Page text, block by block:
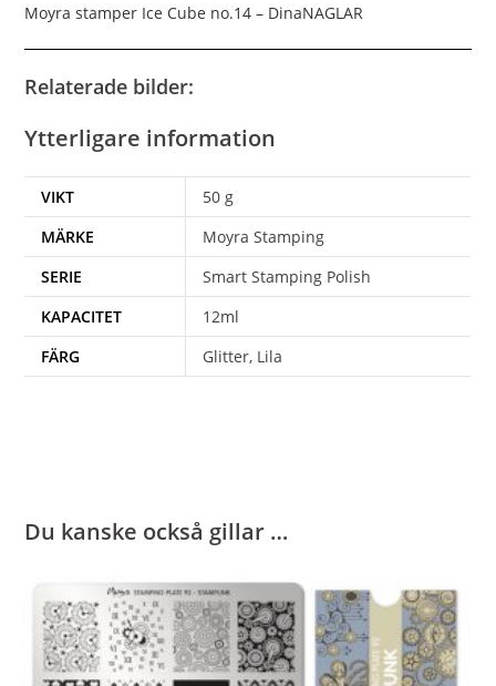
Moyra stamper Ice Cube no.14 – DinaNAGLAR
Relaterade bilder:
Ytterligare information
VIKT
50 g
MÄRKE
Moyra Stamping
SERIE
Smart Stamping Polish
KAPACITET
12ml
FÄRG
Glitter, Lila
Du kanske också gillar …